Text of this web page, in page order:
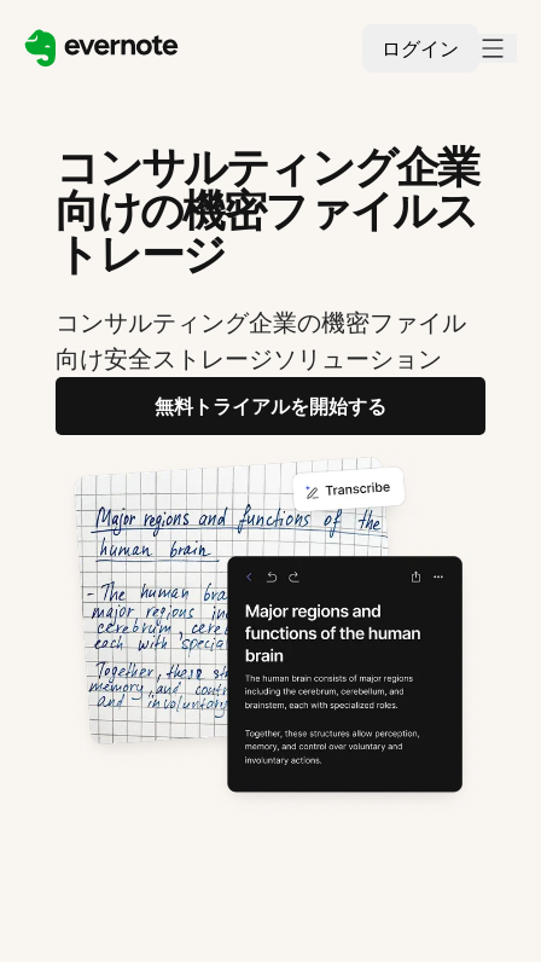
ログイン
コンサルティング企業
向けの機密ファイルス
トレージ
コンサルティング企業の機密ファイル
向け安全ストレージソリューション
無料トライアルを開始する